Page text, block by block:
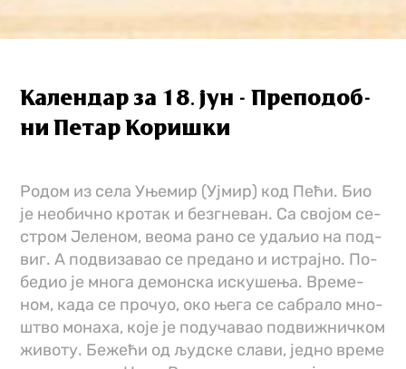
Календар за 18. јун - Пре­по­доб­
ни Пе­тар Ко­ри­шки
Ро­дом из се­ла Уње­мир (Уј­мир) код Пе­ћи. Био
је нео­бич­но кро­так и безг­не­ван. Са сво­јом се­
стром Је­ле­ном, ве­о­ма ра­но се уда­љио на под­
виг. А под­ви­за­вао се пре­да­но и ис­трај­но. По­
бе­дио је мно­га де­мон­ска ис­ку­ше­ња. Вре­ме­
ном, ка­да се про­чуо, око ње­га се са­бра­ло мно­
штво мо­на­ха, ко­је је под­у­ча­вао под­ви­жнич­ком
жи­во­ту. Бе­же­ћи од људ­ске сла­ви, јед­но вре­ме